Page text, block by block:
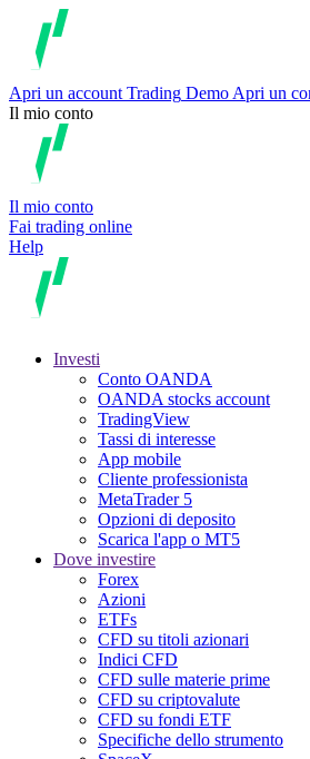
Apri un account Trading Demo Apri un
Il mio conto
Il mio conto
Fai trading online
Help
Investi
Conto OANDA
OANDA stocks account
TradingView
Tassi di interesse
App mobile
Cliente professionista
MetaTrader 5
Opzioni di deposito
Scarica l'app o MT5
Dove investire
Forex
Azioni
ETFs
CFD su titoli azionari
Indici CFD
CFD sulle materie prime
CFD su criptovalute
CFD su fondi ETF
Specifiche dello strumento